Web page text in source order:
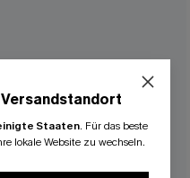
Staaten. Für das beste
lokale Website zu wechseln.